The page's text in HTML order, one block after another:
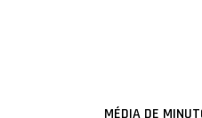
MÉDIA DE